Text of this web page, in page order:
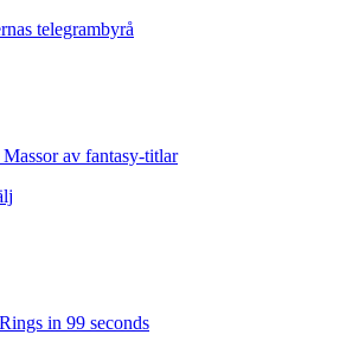
telegrambyrå
av fantasy-titlar
in 99 seconds